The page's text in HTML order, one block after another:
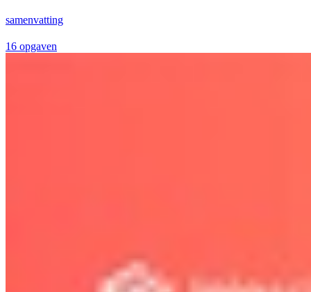
samenvatting
16 opgaven